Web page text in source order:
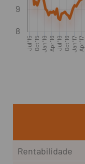
8
9
Jul '15 Oct '15 Jan '16 Apr '16Jul '16 Oct '16 Jan '17Apr '17
Rentabilidade